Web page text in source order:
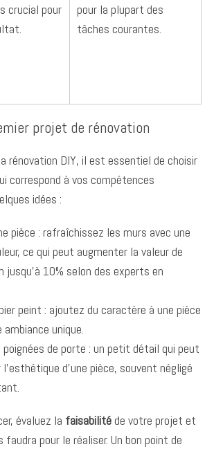
crucial pour
pour la plupart des
tâches courantes.
projet de rénovation
rénovation DIY, il est essentiel de choisir
correspond à vos compétences
idées :
pièce : rafraîchissez les murs avec une
ce qui peut augmenter la valeur de
jusqu’à 10% selon des experts en
peint : ajoutez du caractère à une pièce
unique.
poignées de porte : un petit détail qui peut
d’une pièce, souvent négligé
évaluez la faisabilitéde votre projet et
faudra pour le réaliser. Un bon point de